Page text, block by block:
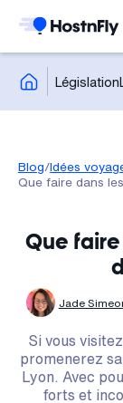
Législation
Blog/Idées
Que faire dans
Que
Jade
Si vous
promenerez
Lyon. Avec
forts et